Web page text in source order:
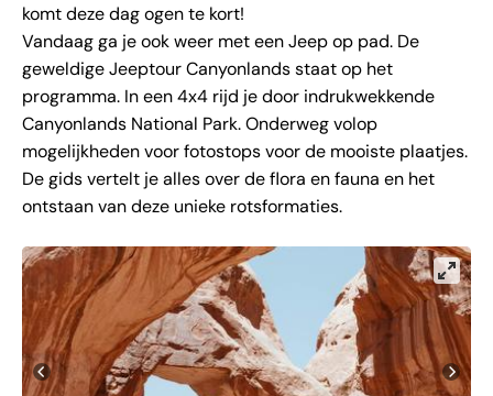
komt deze dag ogen te kort!
Vandaag ga je ook weer met een Jeep op pad. De
geweldige Jeeptour Canyonlands staat op het
programma. In een 4x4 rijd je door indrukwekkende
Canyonlands National Park. Onderweg volop
mogelijkheden voor fotostops voor de mooiste plaatjes.
De gids vertelt je alles over de flora en fauna en het
ontstaan van deze unieke rotsformaties.